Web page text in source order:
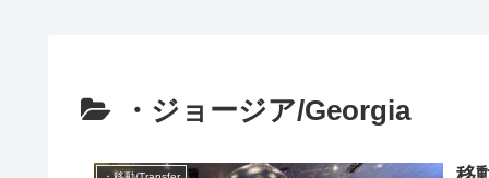
・ジョージア/Georgia